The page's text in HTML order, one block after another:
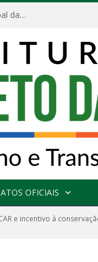
Escola Municipal Divino Espírito Santo conquista etapa municipal da V Feira Amazonense de Matemática
ATOS OFICIAIS
e incentivo à